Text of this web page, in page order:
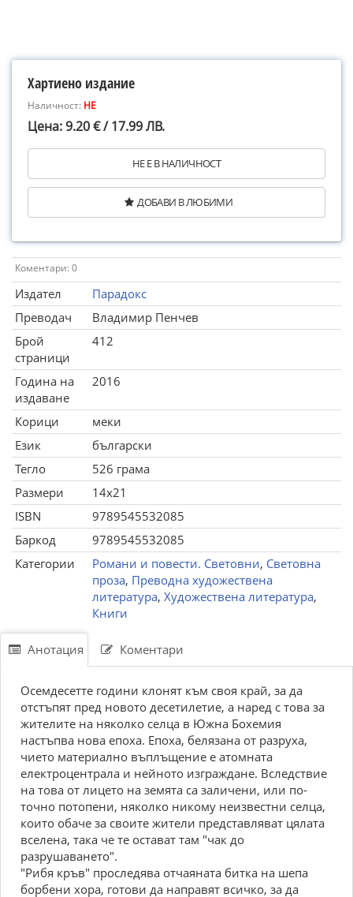
Хартиено издание
Наличност: НЕ
Цена: 9.20 € / 17.99 ЛВ.
НЕ Е В НАЛИЧНОСТ
ДОБАВИ В ЛЮБИМИ
Коментари: 0
Издател
Парадокс
Преводач
Владимир Пенчев
Брой
страници
412
Година на
издаване
2016
Корици
меки
Език
български
Тегло
526 грама
Размери
14x21
ISBN
9789545532085
Баркод
9789545532085
Категории
Романи и повести. Световни, Световна
проза, Преводна художествена
литература, Художествена литература,
Книги
Анотация Коментари
Осемдесетте години клонят към своя край, за да
отстъпят пред новото десетилетие, а наред с това за
жителите на няколко селца в Южна Бохемия
настъпва нова епоха. Епоха, белязана от разруха,
чието материално въплъщение е атомната
електроцентрала и нейното изграждане. Вследствие
на това от лицето на земята са заличени, или по-
точно потопени, няколко никому неизвестни селца,
които обаче за своите жители представляват цялата
вселена, така че те остават там "чак до
разрушаването".
"Рибя кръв" проследява отчаяната битка на шепа
борбени хора, готови да направят всичко, за да